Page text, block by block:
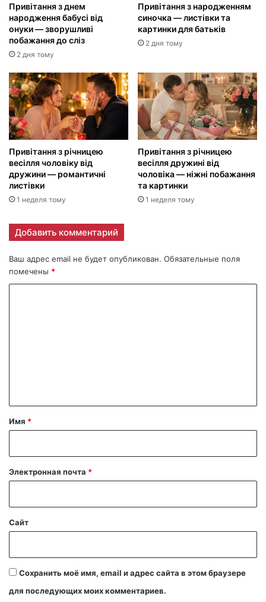
Привітання з днем
народження бабусі від
онуки — зворушливі
побажання до сліз
2 дня тому
Привітання з народженням
синочка — листівки та
картинки для батьків
2 дня тому
Привітання з річницею
весілля чоловіку від
дружини — романтичні
листівки
1 неделя тому
Привітання з річницею
весілля дружині від
чоловіка — ніжні побажання
та картинки
1 неделя тому
Добавить комментарий
Ваш адрес email не будет опубликован. Обязательные поля
помечены *
а
й
Имя *
Электронная почта *
Сайт
Сохранить моё имя, email и адрес сайта в этом браузере
для последующих моих комментариев.